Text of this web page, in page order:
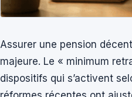
Assurer une pension
majeure. Le « minimum
dispositifs qui s’activent